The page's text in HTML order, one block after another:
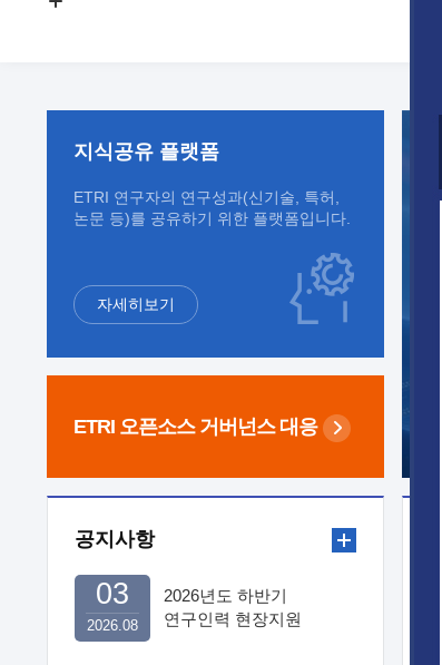
지식공유 플랫폼
ETRI 연구자의 연구성과(신기술, 특허,
논문 등)를 공유하기 위한 플랫폼입니다.
자세히보기
ETRI 오픈소스 거버넌스 대응
공지사항
2026년도 하반기
연구인력 현장지원
2026.08
03